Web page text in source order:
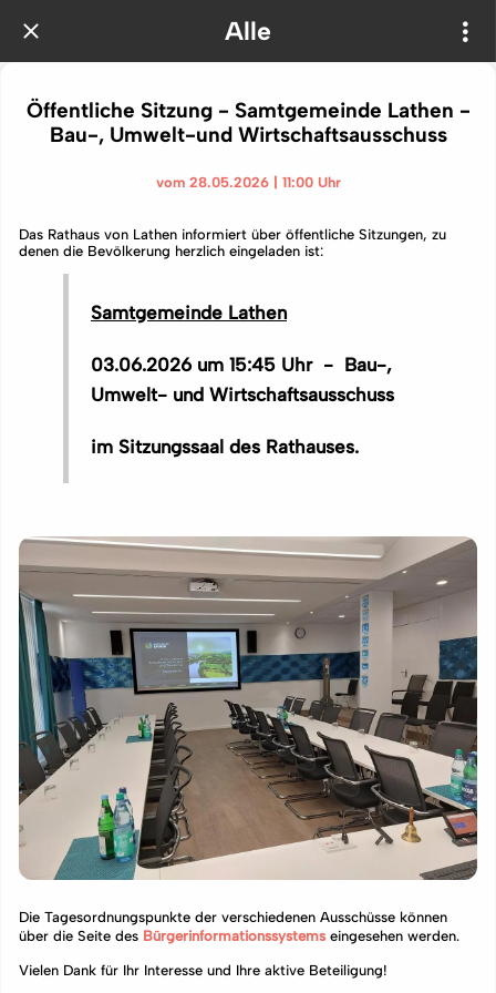
Alle
Öffentliche Sitzung - Samtgemeinde Lathen -
Bau-, Umwelt-und Wirtschaftsausschuss
vom 28.05.2026 | 11:00 Uhr
Das Rathaus von Lathen informiert über öffentliche Sitzungen, zu
denen die Bevölkerung herzlich eingeladen ist:
Samtgemeinde Lathen
03.06.2026 um 15:45 Uhr - Bau-,
Umwelt- und Wirtschaftsausschuss
im Sitzungssaal des Rathauses.
Die Tagesordnungspunkte der verschiedenen Ausschüsse können
über die Seite des Bürgerinformationssystems eingesehen werden.
Vielen Dank für Ihr Interesse und Ihre aktive Beteiligung!